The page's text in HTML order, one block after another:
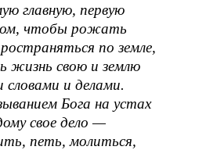
главную, первую
чтобы рожать
по земле,
жизнь свою и землю
словами и делами.
Бога на устах
свое дело —
петь, молиться,